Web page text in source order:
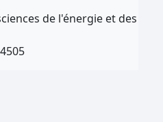
de l'énergie et des